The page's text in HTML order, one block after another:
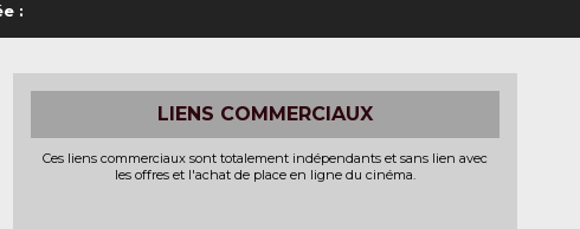
:
LIENS COMMERCIAUX
Ces liens commerciaux sont totalement indépendants et sans lien avec
les offres et l'achat de place en ligne du cinéma.